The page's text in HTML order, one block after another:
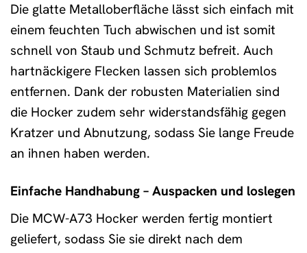
Die glatte Metalloberfläche lässt sich einfach mit
einem feuchten Tuch abwischen und ist somit
schnell von Staub und Schmutz befreit. Auch
hartnäckigere Flecken lassen sich problemlos
entfernen. Dank der robusten Materialien sind
die Hocker zudem sehr widerstandsfähig gegen
Kratzer und Abnutzung, sodass Sie lange Freude
an ihnen haben werden.
Einfache Handhabung – Auspacken und loslegen
Die MCW-A73 Hocker werden fertig montiert
geliefert, sodass Sie sie direkt nach dem